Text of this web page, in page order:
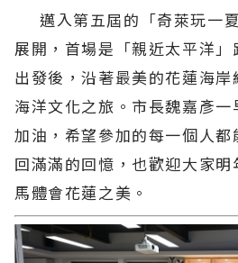
邁入第五屆的「奇萊玩一
展開，首場是「親近太平洋
出發後，沿著最美的花蓮海
海洋文化之旅。市長魏嘉彥
加油，希望參加的每一個人
回滿滿的回憶，也歡迎大家
馬體會花蓮之美。